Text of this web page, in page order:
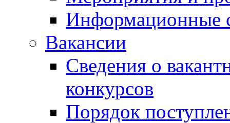
Информационные
Вакансии
Сведения о
конкурсов
Порядок